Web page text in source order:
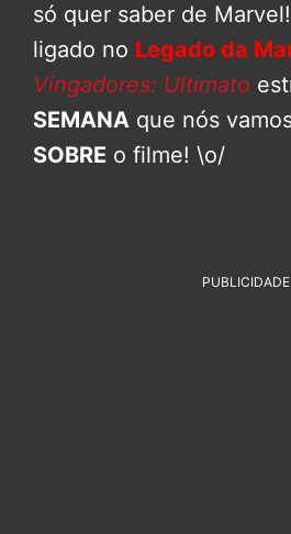
só quer saber de
ligado no Legado da
Vingadores: Ultimato
SEMANA que nós
SOBRE o filme! \o/
PUBLICIDADE